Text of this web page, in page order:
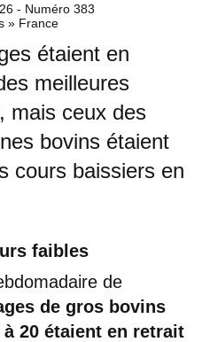
- Numéro 383
» France
étaient en
meilleures
mais ceux des
bovins étaient
cours baissiers en
faibles
de
de gros bovins
20 étaient en retrait